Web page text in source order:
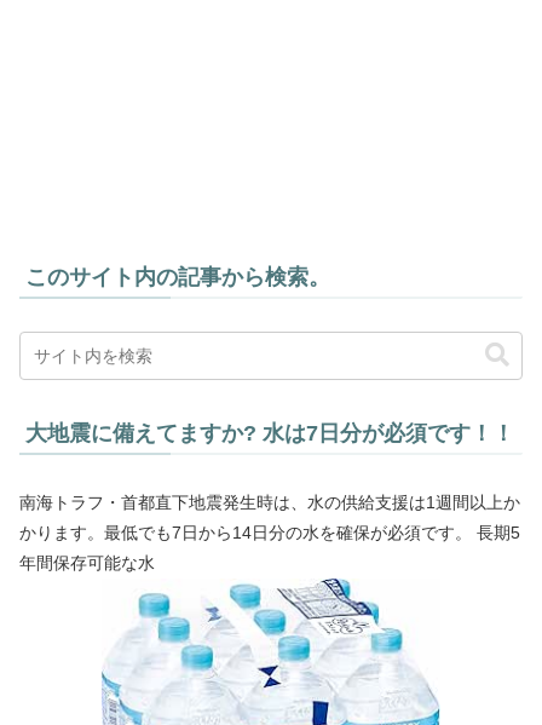
このサイト内の記事から検索。
大地震に備えてますか? 水は7日分が必須です！！
南海トラフ・首都直下地震発生時は、水の供給支援は1週間以上か
かります。最低でも7日から14日分の水を確保が必須です。 長期5
年間保存可能な水